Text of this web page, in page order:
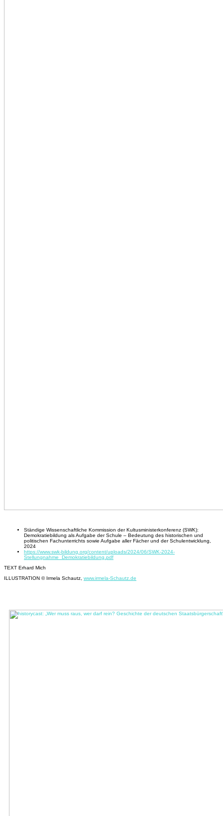
Ständige Wissenschaftliche Kommission der Kultusministerkonferenz (SWK):
Demokratiebildung als Aufgabe der Schule – Bedeutung des historischen und
politischen Fachunterrichts sowie Aufgabe aller Fächer und der Schulentwicklung,
2024
https://www.swk-bildung.org/content/uploads/2024/06/SWK-2024-
Stellungnahme_Demokratiebildung.pdf
TEXT Erhard Mich
ILLUSTRATION © Irmela Schautz, www.irmela-Schautz.de